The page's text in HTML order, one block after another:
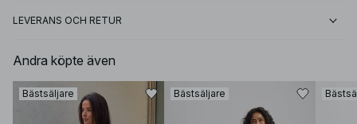
LEVERANS OCH RETUR
Andra köpte även
Bästsäljare Bästsäljare